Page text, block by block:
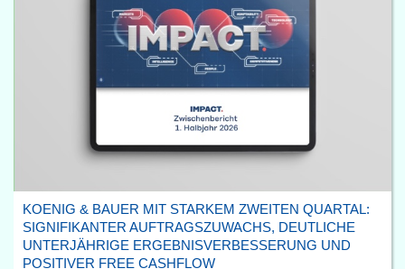
KOENIG & BAUER MIT STARKEM ZWEITEN QUARTAL:
SIGNIFIKANTER AUFTRAGSZUWACHS, DEUTLICHE
UNTERJÄHRIGE ERGEBNISVERBESSERUNG UND
POSITIVER FREE CASHFLOW